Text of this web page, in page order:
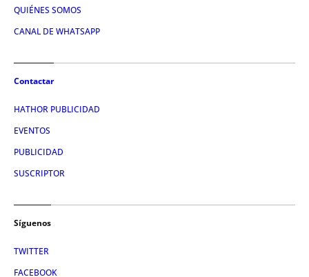
QUIÉNES SOMOS
CANAL DE WHATSAPP
Contactar
HATHOR PUBLICIDAD
EVENTOS
PUBLICIDAD
SUSCRIPTOR
Síguenos
TWITTER
FACEBOOK